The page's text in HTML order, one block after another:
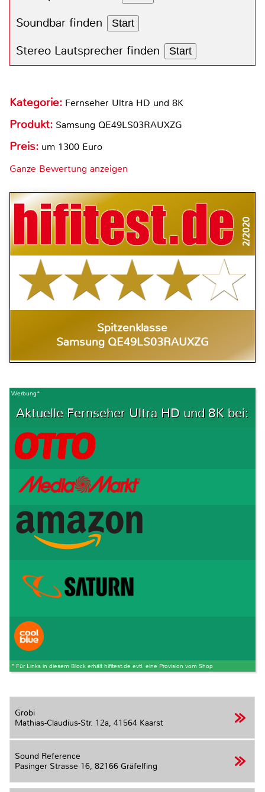
Soundbar finden Start
Stereo Lautsprecher finden Start
Kategorie: Fernseher Ultra HD und 8K
Produkt: Samsung QE49LS03RAUXZG
Preis: um 1300 Euro
Ganze Bewertung anzeigen
2/2020
Spitzenklasse
Samsung QE49LS03RAUXZG
Werbung*
Aktuelle Fernseher Ultra HD und 8K bei:
* Für Links in diesem Block erhält hifitest.de evtl. eine Provision vom Shop
Grobi
Mathias-Claudius-Str. 12a, 41564 Kaarst
Sound Reference
Pasinger Strasse 16, 82166 Gräfelfing